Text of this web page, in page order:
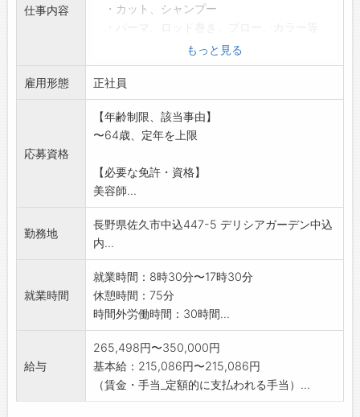
仕事内容
・カット、シャンプー
・ドライヤー等備品の準備や使用後の片づ
け、整理
・使用済みタオル類の洗たく
・ロッド等器具類の洗浄など
・フロアの清掃
※店長を目指す方の応募歓迎
り)
変更範囲:変更なし
もっと見る
雇用形態 正社員
応募資格
【年齢制限、該当事由】
〜64歳、定年を上限
【必要な免許・資格】
美容師...
勤務地
長野県佐久市中込447-5 デリシアガーデン中込
内...
就業時間
就業時間：8時30分〜17時30分
休憩時間：75分
時間外労働時間：30時間...
給与
265,498円〜350,000円
基本給：215,086円〜215,086円
（賃金・手当_定額的に支払われる手当）...